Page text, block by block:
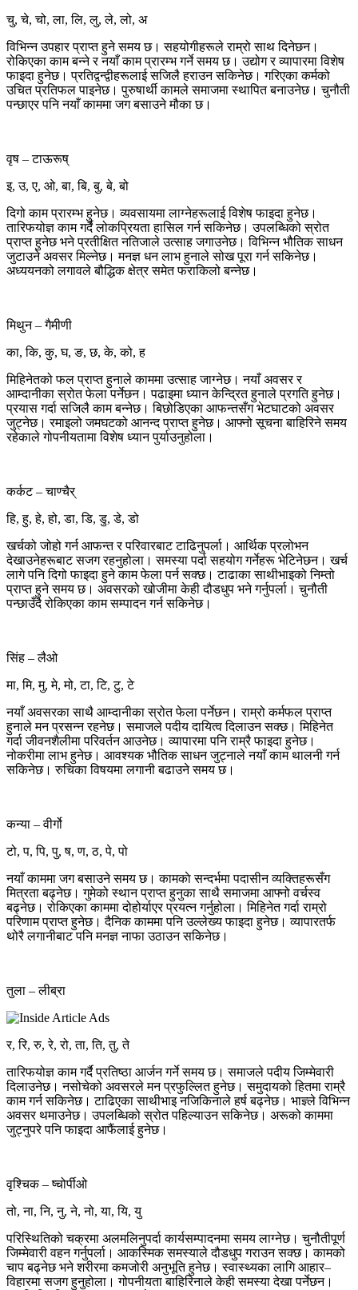
चु, चे, चो, ला, लि, लु, ले, लो, अ
विभिन्न उपहार प्राप्त हुने समय छ। सहयोगीहरूले राम्रो साथ दिनेछन।
रोकिएका काम बन्ने र नयाँ काम प्रारम्भ गर्ने समय छ। उद्योग र व्यापारमा विशेष
फाइदा हुनेछ। प्रतिद्वन्द्वीहरूलाई सजिलै हराउन सकिनेछ। गरिएका कर्मको
उचित प्रतिफल पाइनेछ। पुरुषार्थी कामले समाजमा स्थापित बनाउनेछ। चुनौती
पन्छाएर पनि नयाँ काममा जग बसाउने मौका छ।
वृष – टाऊरूष्
इ, उ, ए, ओ, बा, बि, बु, बे, बो
दिगो काम प्रारम्भ हुनेछ। व्यवसायमा लाग्नेहरूलाई विशेष फाइदा हुनेछ।
तारिफयोज्ञ काम गर्दै लोकप्रियता हासिल गर्न सकिनेछ। उपलब्धिको स्रोत
प्राप्त हुनेछ भने प्रतीक्षित नतिजाले उत्साह जगाउनेछ। विभिन्न भौतिक साधन
जुटाउने अवसर मिल्नेछ। मनज्ञ धन लाभ हुनाले सोख पूरा गर्न सकिनेछ।
अध्ययनको लगावले बौद्धिक क्षेत्र समेत फराकिलो बन्नेछ।
मिथुन – गैमीणी
का, कि, कु, घ, ङ, छ, के, को, ह
मिहिनेतको फल प्राप्त हुनाले काममा उत्साह जाग्नेछ। नयाँ अवसर र
आम्दानीका स्रोत फेला पर्नेछन। पढाइमा ध्यान केन्द्रित हुनाले प्रगति हुनेछ।
प्रयास गर्दा सजिलै काम बन्नेछ। बिछोडिएका आफन्तसँग भेटघाटको अवसर
जुट्नेछ। रमाइलो जमघटको आनन्द प्राप्त हुनेछ। आफ्नो सूचना बाहिरिने समय
रहेकाले गोपनीयतामा विशेष ध्यान पुर्याउनुहोला।
कर्कट – चाण्चैर्
हि, हु, हे, हो, डा, डि, डु, डे, डो
खर्चको जोहो गर्न आफन्त र परिवारबाट टाढिनुपर्ला। आर्थिक प्रलोभन
देखाउनेहरूबाट सजग रहनुहोला। समस्या पर्दा सहयोग गर्नेहरू भेटिनेछन। खर्च
लागे पनि दिगो फाइदा हुने काम फेला पर्न सक्छ। टाढाका साथीभाइको निम्तो
प्राप्त हुने समय छ। अवसरको खोजीमा केही दौडधुप भने गर्नुपर्ला। चुनौती
पन्छाउँदै रोकिएका काम सम्पादन गर्न सकिनेछ।
सिंह – लैओ
मा, मि, मु, मे, मो, टा, टि, टु, टे
नयाँ अवसरका साथै आम्दानीका स्रोत फेला पर्नेछन। राम्रो कर्मफल प्राप्त
हुनाले मन प्रसन्न रहनेछ। समाजले पदीय दायित्व दिलाउन सक्छ। मिहिनेत
गर्दा जीवनशैलीमा परिवर्तन आउनेछ। व्यापारमा पनि राम्रै फाइदा हुनेछ।
नोकरीमा लाभ हुनेछ। आवश्यक भौतिक साधन जुट्नाले नयाँ काम थालनी गर्न
सकिनेछ। रुचिका विषयमा लगानी बढाउने समय छ।
कन्या – वीर्गो
टो, प, पि, पु, ष, ण, ठ, पे, पो
नयाँ काममा जग बसाउने समय छ। कामकाे सन्दर्भमा पदासीन व्यक्तिहरूसँग
मित्रता बढ्नेछ। गुमेको स्थान प्राप्त हुनुका साथै समाजमा आफ्नो वर्चस्व
बढ्नेछ। रोकिएका काममा दोहोर्याएर प्रयत्न गर्नुहोला। मिहिनेत गर्दा राम्रो
परिणाम प्राप्त हुनेछ। दैनिक काममा पनि उल्लेख्य फाइदा हुनेछ। व्यापारतर्फ
थोरै लगानीबाट पनि मनज्ञ नाफा उठाउन सकिनेछ।
तुला – लीब्रा
र, रि, रु, रे, रो, ता, ति, तु, ते
तारिफयोज्ञ काम गर्दै प्रतिष्ठा आर्जन गर्ने समय छ। समाजले पदीय जिम्मेवारी
दिलाउनेछ। नसोचेको अवसरले मन प्रफुल्लित हुनेछ। समुदायको हितमा राम्रै
काम गर्न सकिनेछ। टाढिएका साथीभाइ नजिकिनाले हर्ष बढ्नेछ। भाज्ञ्ले विभिन्न
अवसर थमाउनेछ। उपलब्धिको स्रोत पहिल्याउन सकिनेछ। अरूको काममा
जुट्नुपरे पनि फाइदा आफैंलाई हुनेछ।
वृश्चिक – ष्चोर्पीओ
तो, ना, नि, नु, ने, नो, या, यि, यु
परिस्थितिको चक्रमा अलमलिनुपर्दा कार्यसम्पादनमा समय लाग्नेछ। चुनौतीपूर्ण
जिम्मेवारी वहन गर्नुपर्ला। आकस्मिक समस्याले दौडधुप गराउन सक्छ। कामको
चाप बढ्नेछ भने शरीरमा कमजोरी अनुभूति हुनेछ। स्वास्थ्यका लागि आहार–
विहारमा सजग हुनुहोला। गोपनीयता बाहिरिनाले केही समस्या देखा पर्नेछन।